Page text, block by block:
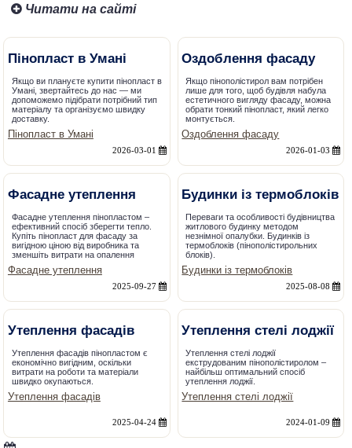
Читати на сайті
Пінопласт в Умані
Якщо ви плануєте купити пінопласт в
Умані, звертайтесь до нас — ми
допоможемо підібрати потрібний тип
матеріалу та організуємо швидку
доставку.
Пінопласт в Умані
2026-03-01
Оздоблення фасаду
Якщо пінополістирол вам потрібен
лише для того, щоб будівля набула
естетичного вигляду фасаду, можна
обрати тонкий пінопласт, який легко
монтується.
Оздоблення фасаду
2026-01-03
Фасадне утеплення
Фасадне утеплення пінопластом –
ефективний спосіб зберегти тепло.
Купіть пінопласт для фасаду за
вигідною ціною від виробника та
зменшіть витрати на опалення
Фасадне утеплення
2025-09-27
Будинки із термоблоків
Переваги та особливості будівництва
житлового будинку методом
незнімної опалубки. Будинків із
термоблоків (пінополістирольних
блоків).
Будинки із термоблоків
2025-08-08
Утеплення фасадів
Утеплення фасадів пінопластом є
економічно вигідним, оскільки
витрати на роботи та матеріали
швидко окупаються.
Утеплення фасадів
2025-04-24
Утеплення стелі лоджії
Утеплення стелі лоджії
екструдованим пінополістиролом –
найбільш оптимальний спосіб
утеплення лоджії.
Утеплення стелі лоджії
2024-01-09